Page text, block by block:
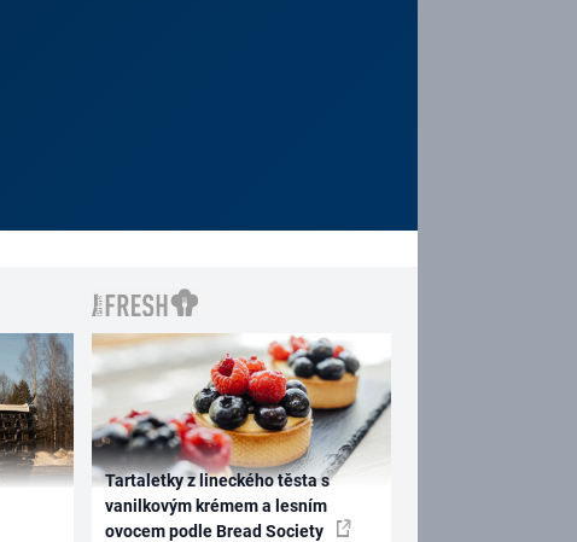
Tartaletky z lineckého těsta s
vanilkovým krémem a lesním
ovocem podle Bread Society